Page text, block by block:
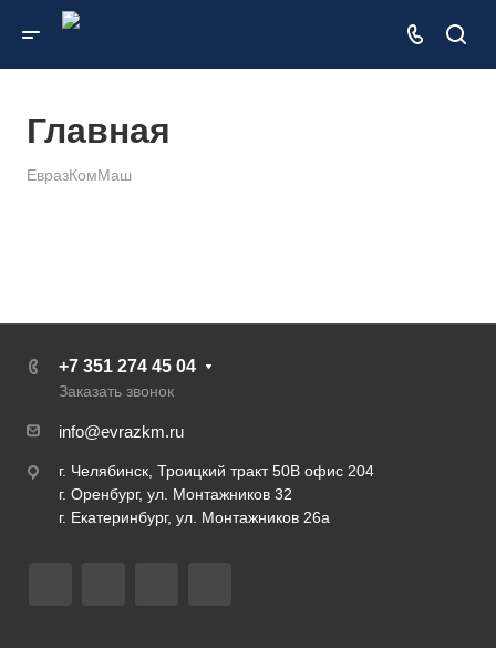
Главная
ЕвразКомМаш
+7 351 274 45 04
Заказать звонок
info@evrazkm.ru
г. Челябинск, Троицкий тракт 50В офис 204
г. Оренбург, ул. Монтажников 32
г. Екатеринбург, ул. Монтажников 26а